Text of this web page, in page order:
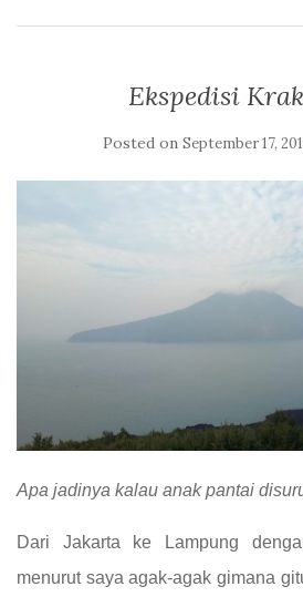
Ekspedisi
Posted on September 17,
Apa jadinya kalau anak pantai
Dari Jakarta ke Lampung
menurut saya agak-agak gimana